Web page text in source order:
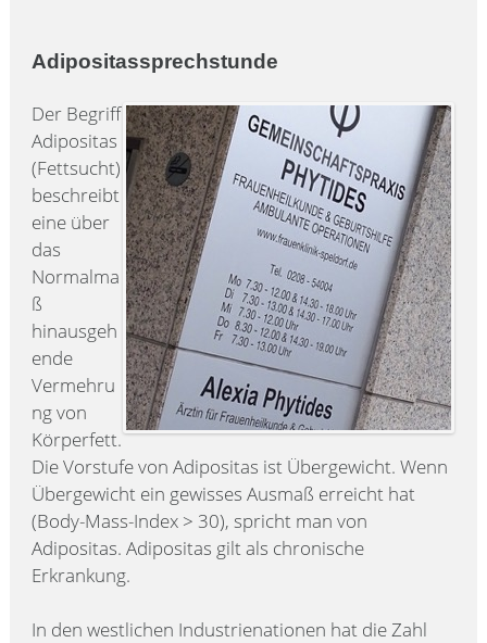
Adipositassprechstunde
Der Begriff
Adipositas
(Fettsucht)
beschreibt
eine über
das
Normalma
ß
hinausgeh
ende
Vermehru
ng von
Körperfett.
Die Vorstufe von Adipositas ist Übergewicht. Wenn
Übergewicht ein gewisses Ausmaß erreicht hat
(Body-Mass-Index > 30), spricht man von
Adipositas. Adipositas gilt als chronische
Erkrankung.
In den westlichen Industrienationen hat die Zahl